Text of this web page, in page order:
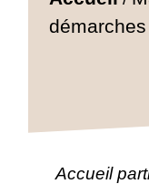
démarches
Accueil